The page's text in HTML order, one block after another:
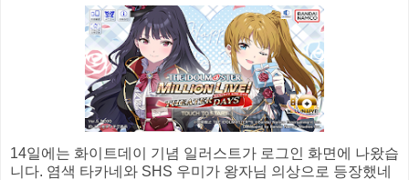
14일에는 화이트데이 기념 일러스트가 로그인 화면에 나왔습
니다. 염색 타카네와 SHS 우미가 왕자님 의상으로 등장했네